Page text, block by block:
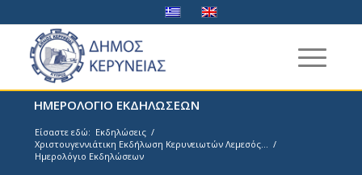
ΗΜΕΡΟΛΟΓΙΟ ΕΚΔΗΛΩΣΕΩΝ
Είσαστε εδώ: Εκδηλώσεις /
Χριστουγεννιάτικη Εκδήλωση Κερυνειωτών Λεμεσός... /
Ημερολόγιο Εκδηλώσεων